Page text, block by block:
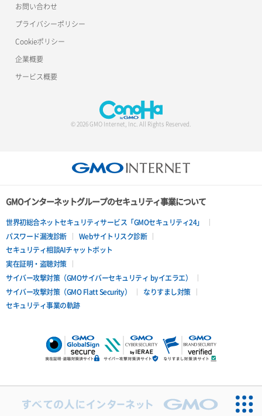
お問い合わせ
プライバシーポリシー
Cookieポリシー
企業概要
サービス概要
© 2026 GMO Internet, Inc. All Rights Reserved.
GMOインターネットグループのセキュリティ事業について
世界初総合ネットセキュリティサービス「GMOセキュリティ24」
パスワード漏洩診断
Webサイトリスク診断
セキュリティ相談AIチャットボット
実在証明・盗聴対策
サイバー攻撃対策（GMOサイバーセキュリティ byイエラエ）
サイバー攻撃対策（GMO Flatt Security）
なりすまし対策
セキュリティ事業の軌跡